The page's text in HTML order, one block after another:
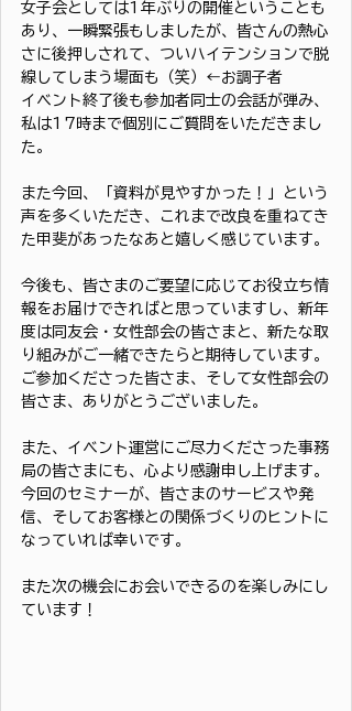
女子会としては1年ぶりの開催ということも
あり、一瞬緊張もしましたが、皆さんの熱心
さに後押しされて、ついハイテンションで脱
線してしまう場面も（笑）←お調子者
イベント終了後も参加者同士の会話が弾み、
私は17時まで個別にご質問をいただきまし
た。
また今回、「資料が見やすかった！」という
声を多くいただき、これまで改良を重ねてき
た甲斐があったなあと嬉しく感じています。
今後も、皆さまのご要望に応じてお役立ち情
報をお届けできればと思っていますし、新年
度は同友会・女性部会の皆さまと、新たな取
り組みがご一緒できたらと期待しています。
ご参加くださった皆さま、そして女性部会の
皆さま、ありがとうございました。
また、イベント運営にご尽力くださった事務
局の皆さまにも、心より感謝申し上げます。
今回のセミナーが、皆さまのサービスや発
信、そしてお客様との関係づくりのヒントに
なっていれば幸いです。
また次の機会にお会いできるのを楽しみにし
ています！